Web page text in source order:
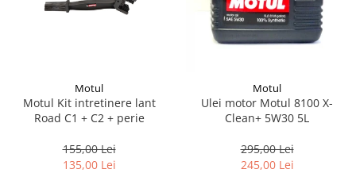
Filtru aer moto
Curatare moto
Covor moto
Motul
Motul Kit intretinere lant
Road C1 + C2 + perie
155,00 Lei
135,00 Lei
Motul
Ulei motor Motul 8100 X-
Clean+ 5W30 5L
295,00 Lei
245,00 Lei